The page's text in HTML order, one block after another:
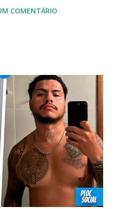
20 GAYS IDOSOS •
DO ARMÁRIO E SE
AVISO 00:18 Não é
armário”, sexualidade e
indivíduo, cabendo somente
nesse vídeo
deste TODAS já tiveram a
DE 60 ANOS Tuca Andrada
outro homem no
00:56 Ator se diz hetero,
COMENTÁRIO